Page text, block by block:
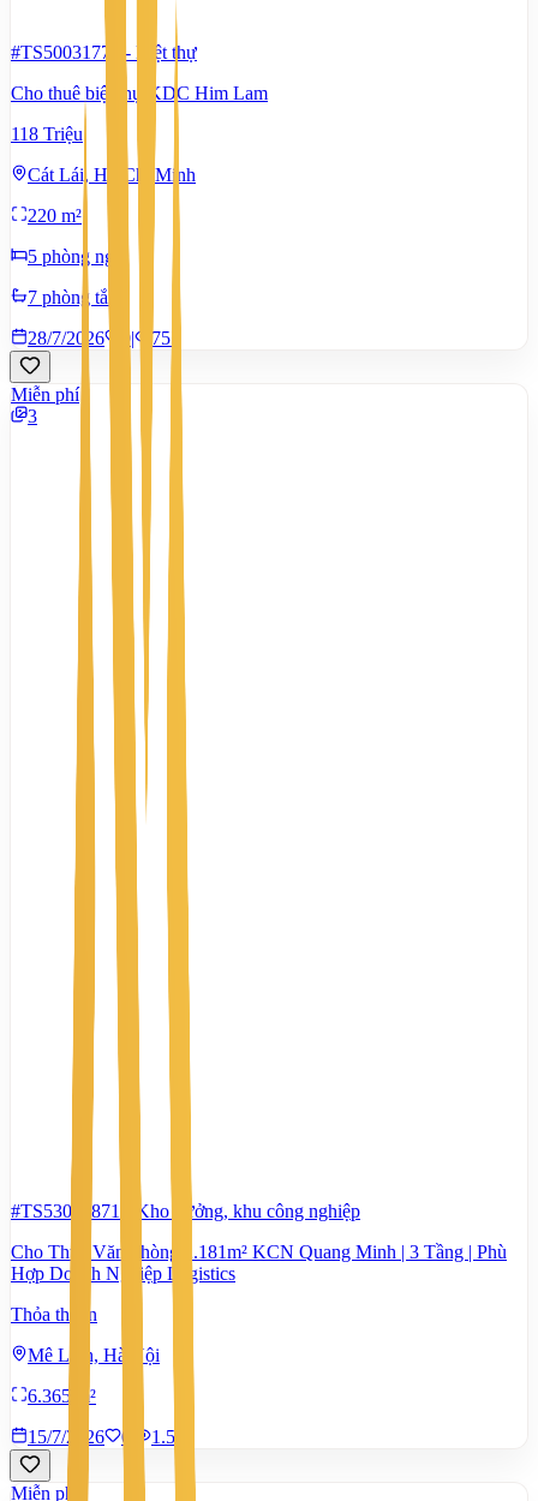
#TS50031774 - Biệt thự
Cho thuê biệt thự KDC Him Lam
118 Triệu
Cát Lái, Hồ Chí Minh
220 m²
5 phòng ngủ
7 phòng tắm
28/7/2026
0| 751
Miễn phí
3
#TS53052871
Kho xưởng, khu công nghiệp
Cho Thuê Văn Phòng 2.181m² KCN Quang Minh | 3 Tầng | Phù
Hợp Doanh Nghiệp Logistics
Thỏa thuận
Mê Linh, Hà Nội
6.365 m²
15/7/2026
0 1.535
Miễn phí